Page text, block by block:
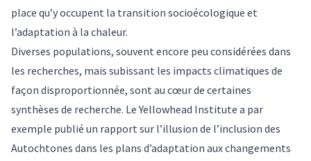
place qu’y occupent la transition socioécologique et
l’adaptation à la chaleur.
Diverses populations, souvent encore peu considérées dans
les recherches, mais subissant les impacts climatiques de
façon disproportionnée, sont au cœur de certaines
synthèses de recherche. LeYellowhead Institute a par
exemple publié un rapport sur l’illusion de l’inclusion des
Autochtones dans les plans d’adaptation aux changements